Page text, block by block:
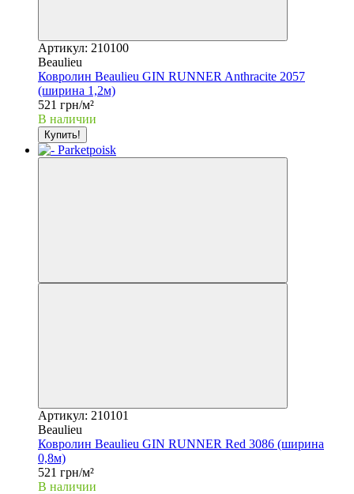
Артикул: 210100
Beaulieu
Ковролин Beaulieu GIN RUNNER Anthracite 2057
(ширина 1,2м)
521 грн/м²
В наличии
Купить!
Артикул: 210101
Beaulieu
Ковролин Beaulieu GIN RUNNER Red 3086 (ширина
0,8м)
521 грн/м²
В наличии